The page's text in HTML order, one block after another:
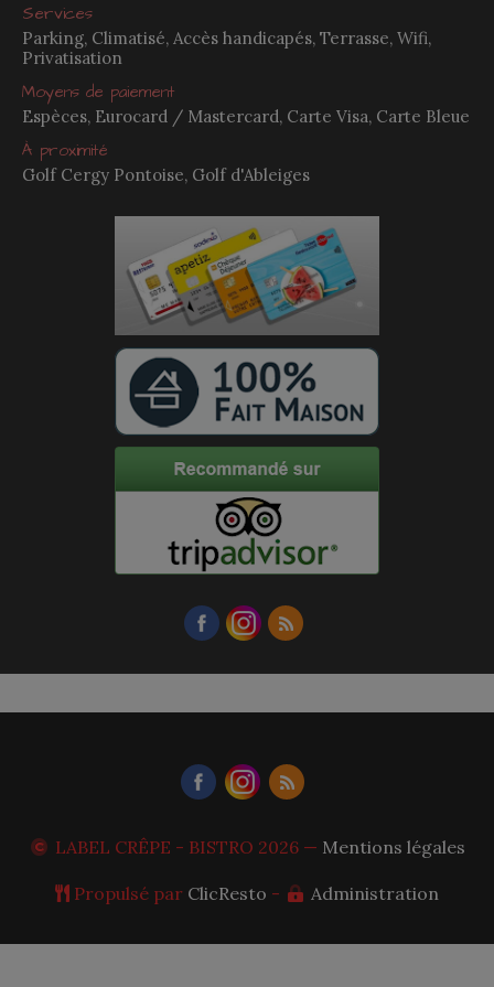
Services
Parking, Climatisé, Accès handicapés, Terrasse, Wifi,
Privatisation
Moyens de paiement
Espèces, Eurocard / Mastercard, Carte Visa, Carte Bleue
À proximité
Golf Cergy Pontoise, Golf d'Ableiges
LABEL CRÊPE - BISTRO 2026 — Mentions légales
Propulsé par ClicResto - Administration